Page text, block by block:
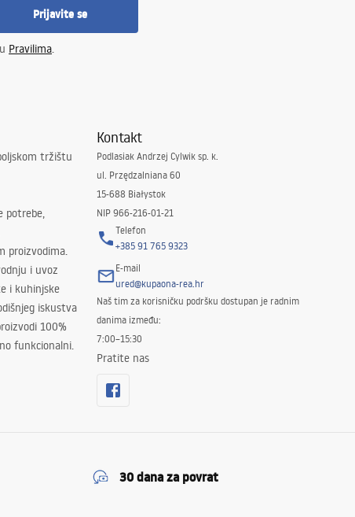
Prijavite se
Pravilima.
tržištu
potrebe,
proizvodima.
i uvoz
i kuhinjske
iskustva
100%
funkcionalni.
Kontakt
Podlasiak Andrzej Cylwik sp. k.
ul. Przędzalniana 60
15-688 Białystok
NIP 966-216-01-21
Telefon
+385 91 765 9323
E-mail
ured@kupaona-rea.hr
Naš tim za korisničku podršku dostupan je radnim
danima između:
7:00–15:30
Pratite nas
30 dana za povrat